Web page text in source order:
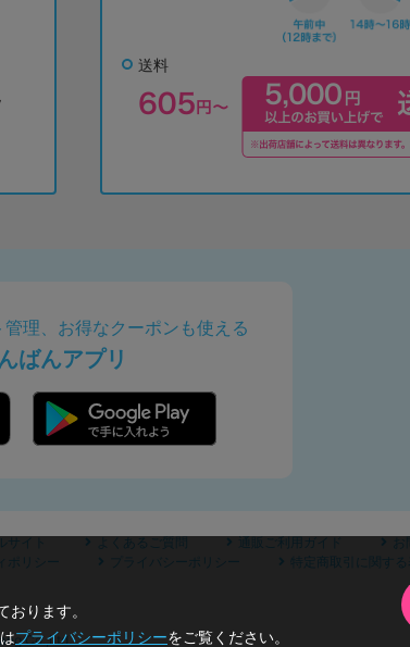
送料
理、お得なクーポンも使える
ばんアプリ
サイト よくあるご質問 通販ご利用ガイド
ポリシー
プライバシーポリシー 特定商取引に関する
Co.,Ltd.
ります。
プライバシーポリシーをご覧ください。